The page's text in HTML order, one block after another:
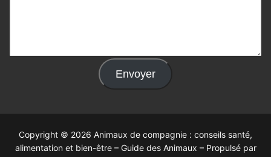
Envoyer
Copyright © 2026 Animaux de compagnie : conseils santé,
alimentation et bien-être – Guide des Animaux – Propulsé par